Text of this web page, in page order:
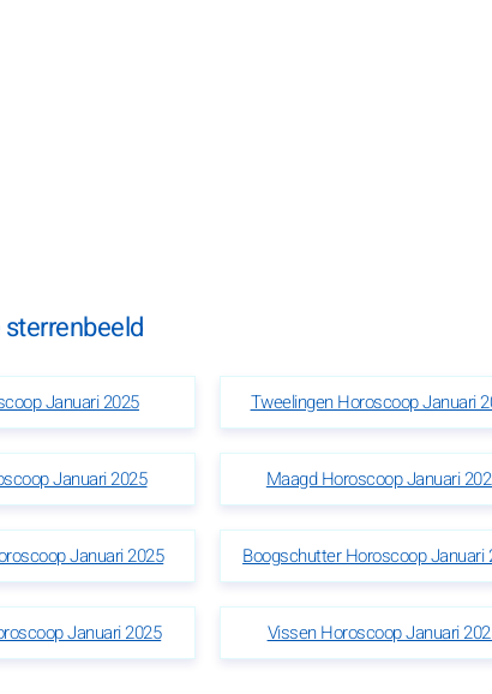
Januari 2025 Tweelingen Horoscoop Januari
Januari 2025 Maagd Horoscoop Januari
Januari 2025 Boogschutter Horoscoop Januari
Januari 2025 Vissen Horoscoop Januari